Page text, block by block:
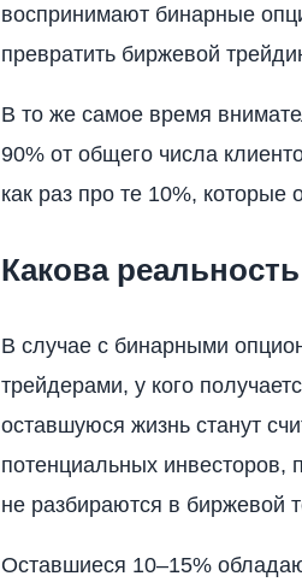
воспринимают бинарные
превратить биржевой
В то же самое время
90% от общего числа
как раз про те 10%,
Какова реальность
В случае с бинарными
трейдерами, у кого
оставшуюся жизнь станут
потенциальных
не разбираются в биржевой
Оставшиеся 10–15%